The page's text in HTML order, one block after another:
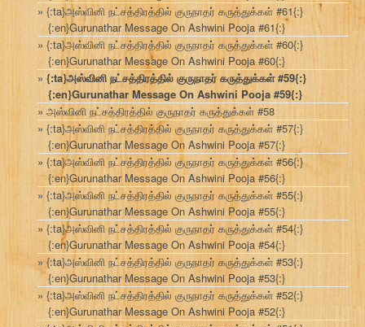
{:ta}அஸ்வினி நட்சத்திரத்தில் குருநாதர் கருத்துக்கள் #61{:}
{:en}Gurunathar Message On Ashwini Pooja #61{:}
{:ta}அஸ்வினி நட்சத்திரத்தில் குருநாதர் கருத்துக்கள் #60{:}
{:en}Gurunathar Message On Ashwini Pooja #60{:}
{:ta}அஸ்வினி நட்சத்திரத்தில் குருநாதர் கருத்துக்கள் #59{:}
{:en}Gurunathar Message On Ashwini Pooja #59{:}
அஸ்வினி நட்சத்திரத்தில் குருநாதர் கருத்துக்கள் #58
{:ta}அஸ்வினி நட்சத்திரத்தில் குருநாதர் கருத்துக்கள் #57{:}
{:en}Gurunathar Message On Ashwini Pooja #57{:}
{:ta}அஸ்வினி நட்சத்திரத்தில் குருநாதர் கருத்துக்கள் #56{:}
{:en}Gurunathar Message On Ashwini Pooja #56{:}
{:ta}அஸ்வினி நட்சத்திரத்தில் குருநாதர் கருத்துக்கள் #55{:}
{:en}Gurunathar Message On Ashwini Pooja #55{:}
{:ta}அஸ்வினி நட்சத்திரத்தில் குருநாதர் கருத்துக்கள் #54{:}
{:en}Gurunathar Message On Ashwini Pooja #54{:}
{:ta}அஸ்வினி நட்சத்திரத்தில் குருநாதர் கருத்துக்கள் #53{:}
{:en}Gurunathar Message On Ashwini Pooja #53{:}
{:ta}அஸ்வினி நட்சத்திரத்தில் குருநாதர் கருத்துக்கள் #52{:}
{:en}Gurunathar Message On Ashwini Pooja #52{:}